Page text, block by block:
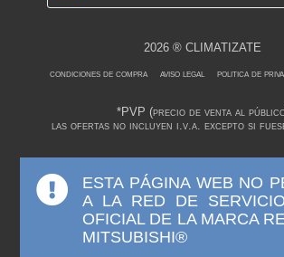
2026 ® CLIMATIZATE
condiciones de compra aviso legal politica de
*PVP (precio de venta al
las ofertas no incluyen i.v.a. excepto si
ESTA PÁGINA WEB NO
A LA RED DE
OFICIAL DE LA MARCA
MITSUBISHI®